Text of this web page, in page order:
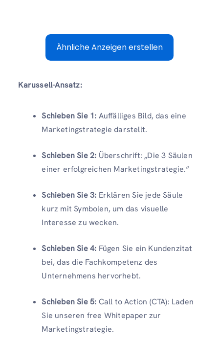
Ähnliche Anzeigen erstellen
Karussell-Ansatz:
Schieben Sie 1: Auffälliges Bild, das eine
Marketingstrategie darstellt.
Schieben Sie 2: Überschrift: „Die 3 Säulen
einer erfolgreichen Marketingstrategie.“
Schieben Sie 3: Erklären Sie jede Säule
kurz mit Symbolen, um das visuelle
Interesse zu wecken.
Schieben Sie 4: Fügen Sie ein Kundenzitat
bei, das die Fachkompetenz des
Unternehmens hervorhebt.
Schieben Sie 5: Call to Action (CTA): Laden
Sie unseren free Whitepaper zur
Marketingstrategie.